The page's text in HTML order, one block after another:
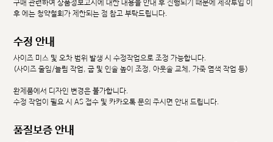
구매 관련하여 상품정보고시에 대한 내용을 안내 후 진행되기 때문에 제작투입 이
후 에는 청약철회가 제한되는 점 참고 부탁드립니다.
수정 안내
사이즈 미스 및 오차 범위 발생 시 수정작업으로 조정 가능합니다.
(사이즈 줄임/늘림 작업, 굽 및 인솔 높이 조정, 아웃솔 교체, 가죽 염색 작업 등)
완제품에서 디자인 변경은 불가합니다.
수정 작업이 필요 시 AS 접수 및 카카오톡 문의 주시면 안내 드립니다.
품질보증 안내